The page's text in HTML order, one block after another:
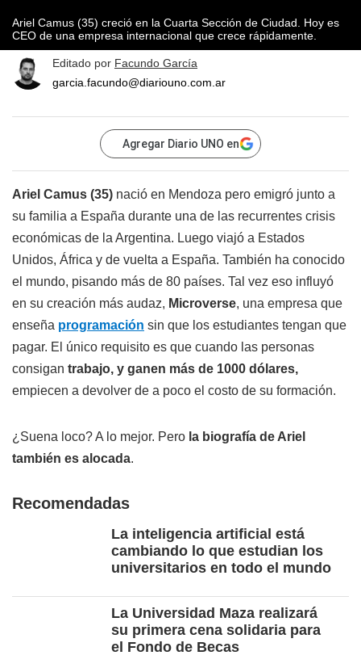
Ariel Camus (35) creció en la Cuarta Sección de Ciudad. Hoy es
CEO de una empresa internacional que crece rápidamente.
Editado por Facundo García
garcia.facundo@diariouno.com.ar
Agregar Diario UNO en
Ariel Camus (35) nació en Mendoza pero emigró junto a
su familia a España durante una de las recurrentes crisis
económicas de la Argentina. Luego viajó a Estados
Unidos, África y de vuelta a España. También ha conocido
el mundo, pisando más de 80 países. Tal vez eso influyó
en su creación más audaz, Microverse, una empresa que
enseña programación sin que los estudiantes tengan que
pagar. El único requisito es que cuando las personas
consigan trabajo, y ganen más de 1000 dólares,
empiecen a devolver de a poco el costo de su formación.
¿Suena loco? A lo mejor. Pero la biografía de Ariel
también es alocada.
Recomendadas
La inteligencia artificial está
cambiando lo que estudian los
universitarios en todo el mundo
La Universidad Maza realizará
su primera cena solidaria para
el Fondo de Becas